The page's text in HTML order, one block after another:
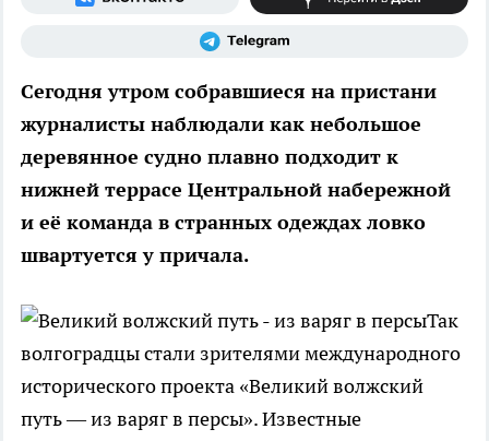
Сегодня утром собравшиеся на пристани
журналисты наблюдали как небольшое
деревянное судно плавно подходит к
нижней террасе Центральной набережной
и её команда в странных одеждах ловко
швартуется у причала.
Так
волгоградцы стали зрителями международного
исторического проекта «Великий волжский
путь — из варяг в персы». Известные